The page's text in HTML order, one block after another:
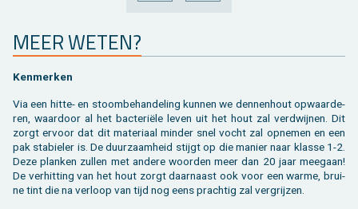
VORIGE VOLGENDE
MEER WETEN?
Ken­mer­ken
Via een hitte- en stoom­be­han­de­ling kun­nen we den­nen­hout op­waar­de­
ren, waar­door al het bac­te­riële leven uit het hout zal ver­dwij­nen. Dit
zorgt er­voor dat dit ma­te­ri­aal min­der snel vocht zal op­ne­men en een
pak sta­bie­ler is. De duur­zaam­heid stijgt op die ma­nier naar klas­se 1-2.
Deze plan­ken zul­len met an­de­re woor­den meer dan 20 jaar mee­gaan!
De ver­hit­ting van het hout zorgt daar­naast ook voor een warme, brui­
ne tint die na ver­loop van tijd nog eens prach­tig zal ver­grij­zen.